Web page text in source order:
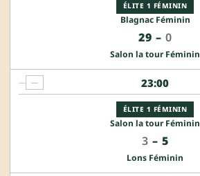
ÉLITE 1 FÉMININ
Blagnac Féminin
29 – 0
Salon la tour Féminin
23:00
ÉLITE 1 FÉMININ
Salon la tour Féminin
3 – 5
Lons Féminin
— —